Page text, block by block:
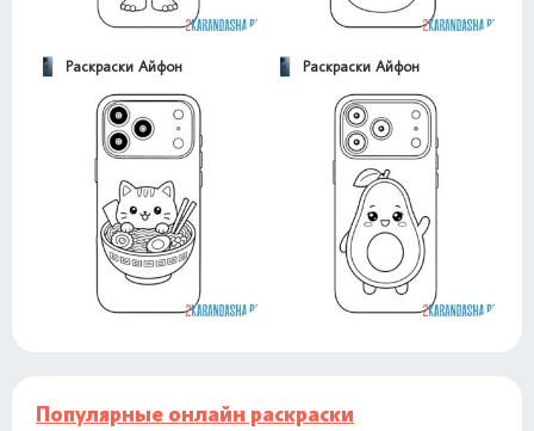
Раскраски Айфон Раскраски Айфон
Популярные онлайн раскраски